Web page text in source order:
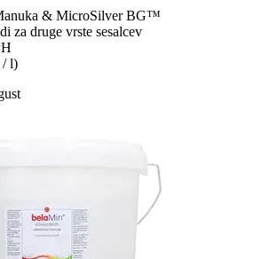
& MicroSilver BG™
za druge vrste sesalcev
/ l)